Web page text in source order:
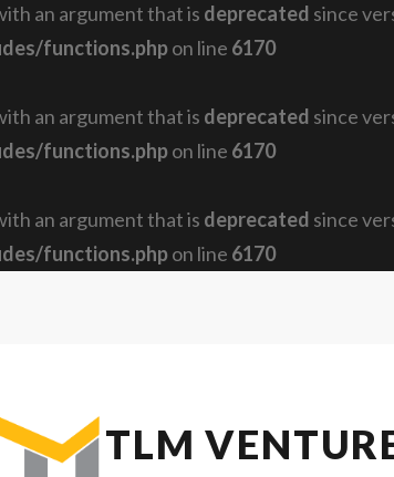
an argument that is deprecated since
functions.phpon line 6170
an argument that is deprecated since
functions.phpon line 6170
an argument that is deprecated since
functions.phpon line 6170
TLM